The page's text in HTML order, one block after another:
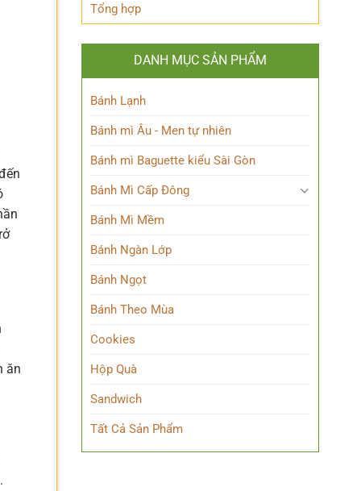
ăn
Tổng hợp
DANH MỤC SẢN PHẨM
Bánh Lạnh
Bánh mì Âu - Men tự nhiên
Bánh mì Baguette kiểu Sài Gòn
Bánh Mì Cấp Đông
Bánh Mì Mềm
Bánh Ngàn Lớp
Bánh Ngọt
Bánh Theo Mùa
Cookies
Hộp Quà
Sandwich
Tất Cả Sản Phẩm